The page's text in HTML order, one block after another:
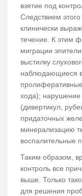
взятие под
Следствием
клинически
течение. К этим
миграции
выстилку
наблюдающиеся
хода); нарушение
(дивертикул,
придаточных
минерализацию
воспалительные
Таким образом,
контроль все
выше. Только
для решения